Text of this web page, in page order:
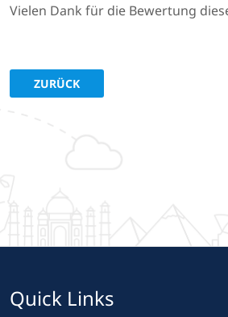
Vielen Dank für die Bewertung
VORHERIGER BEITRAG:
ZURÜCK
Quick Links